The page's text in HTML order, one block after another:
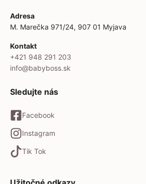
Adresa
M. Marečka 971/24, 907 01 Myjava
Kontakt
+421 948 291 203
info@babyboss.sk
Sledujte nás
Facebook
Instagram
Tik Tok